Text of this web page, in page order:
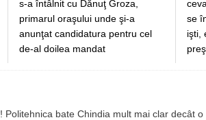
s-a întâlnit cu Dănuţ Groza,
primarul oraşului unde şi-a
anunţat candidatura pentru cel
de-al doilea mandat
se
işti,
Politehnica bate Chindia mult mai clar decât